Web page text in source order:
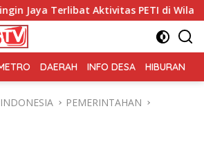
PETI di Wilayah Perbatasan
DAERAH INFO DESA HIBURAN
PEMERINTAHAN